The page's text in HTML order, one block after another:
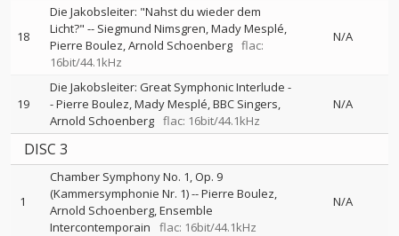
18
Die Jakobsleiter: "Nahst du wieder dem
Licht?" -- Siegmund Nimsgren Mady Mesplé
Pierre Boulez Arnold Schoenberg flac:
16bit/44.1kHz
N/A
19
Die Jakobsleiter: Great Symphonic Interlude -
-Pierre Boulez Mady Mesplé BBC Singers
Arnold Schoenberg flac: 16bit/44.1kHz
N/A
DISC 3
1
Chamber Symphony No. 1, Op. 9
(Kammersymphonie Nr. 1)--Pierre Boulez
Arnold Schoenberg Ensemble
Intercontemporain
flac: 16bit/44.1kHz
N/A